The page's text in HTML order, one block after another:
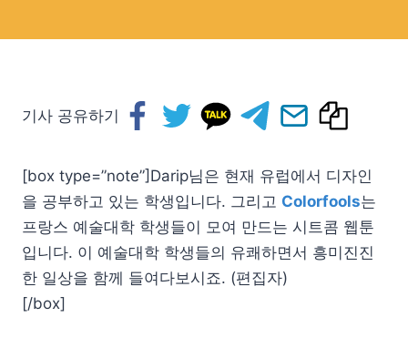
기사 공유하기
[box type=”note”]Darip님은 현재 유럽에서 디자인
을 공부하고 있는 학생입니다. 그리고 Colorfools는
프랑스 예술대학 학생들이 모여 만드는 시트콤 웹툰
입니다. 이 예술대학 학생들의 유쾌하면서 흥미진진
한 일상을 함께 들여다보시죠. (편집자)
[/box]